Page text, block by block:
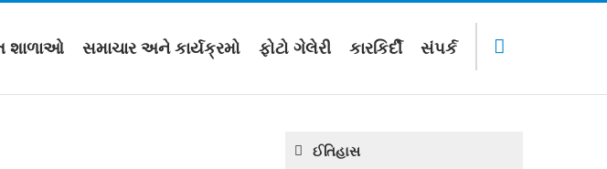
શાળાઓ સમાચાર અને કાર્યક્રમો ફોટો ગેલેરી કારકિર્દી સંપર્ક
ઈતિહાસ